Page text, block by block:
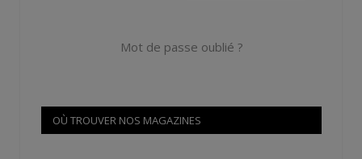
Mot de passe oublié ?
OÙ TROUVER NOS MAGAZINES